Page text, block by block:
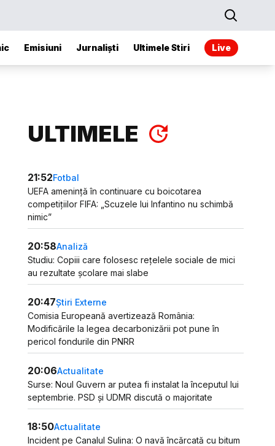
Emisiuni Jurnaliști Ultimele Stiri Live
ULTIMELE
21:52Fotbal
UEFA amenință în continuare cu boicotarea
competițiilor FIFA: „Scuzele lui Infantino nu schimbă
nimic”
20:58Analiză
Studiu: Copiii care folosesc rețelele sociale de mici
au rezultate școlare mai slabe
20:47Știri Externe
Comisia Europeană avertizează România:
Modificările la legea decarbonizării pot pune în
pericol fondurile din PNRR
20:06Actualitate
Surse: Noul Guvern ar putea fi instalat la începutul lui
septembrie. PSD și UDMR discută o majoritate
18:50Actualitate
Incident pe Canalul Sulina: O navă încărcată cu bitum